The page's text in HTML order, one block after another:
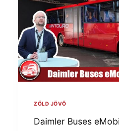
ZÖLD JÖVŐ
Daimler Buses